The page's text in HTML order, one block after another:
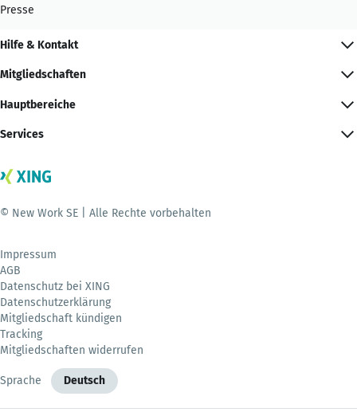
Presse
Hilfe & Kontakt
Mitgliedschaften
Hauptbereiche
Services
© New Work SE | Alle Rechte vorbehalten
Impressum
AGB
Datenschutz bei XING
Datenschutzerklärung
Mitgliedschaft kündigen
Tracking
Mitgliedschaften widerrufen
Sprache Deutsch